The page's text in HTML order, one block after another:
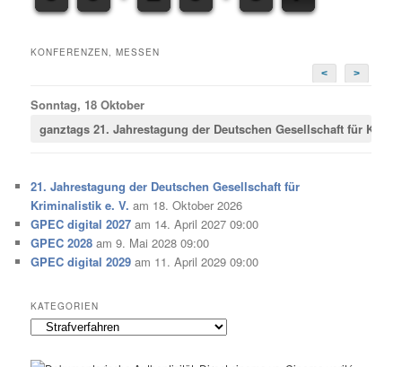
KONFERENZEN, MESSEN
<
>
Sonntag, 18 Oktober
ganztags21. Jahrestagung der Deutschen Gesellschaft für
21. Jahrestagung der Deutschen Gesellschaft für
Kriminalistik e. V. am 18. Oktober 2026
GPEC digital 2027 am 14. April 2027 09:00
GPEC 2028 am 9. Mai 2028 09:00
GPEC digital 2029 am 11. April 2029 09:00
KATEGORIEN
Kategorien